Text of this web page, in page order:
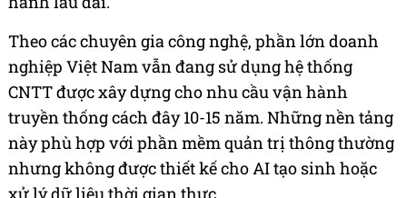
Theo các chuyên gia công nghệ, phần lớn doanh
nghiệp Việt Nam vẫn đang sử dụng hệ thống
CNTT được xây dựng cho nhu cầu vận hành
truyền thống cách đây 10-15 năm. Những nền tảng
này phù hợp với phần mềm quản trị thông thường
nhưng không được thiết kế cho AI tạo sinh hoặc
xử lý dữ liệu thời gian thực.